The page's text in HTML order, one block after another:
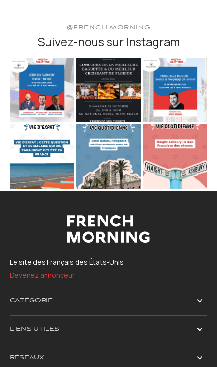
@FRENCH.MORNING
Suivez-nous sur Instagram
Le site des Français des États-Unis
Devenez annonceur
CATÉGORIE
LIENS UTILES
RÉSEAUX